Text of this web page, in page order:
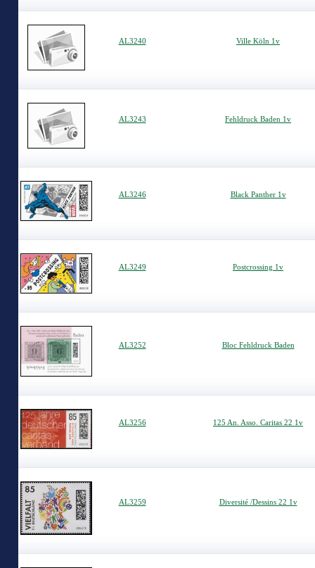
AL3240 Ville Köln 1v
AL3243 Fehldruck Baden 1v
AL3246 Black Panther 1v
AL3249 Postcrossing 1v
AL3252 Bloc Fehldruck Baden
AL3256 125 An. Asso. Caritas 22 1v
AL3259 Diversité /Dessins 22 1v